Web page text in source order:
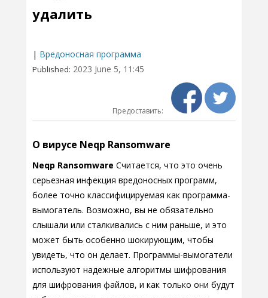
удалить
| Вредоносная программа
Published: 2023 June 5, 11:45
Предоставить:
О вирусе Neqp Ransomware
Neqp Ransomware Считается, что это очень
серьезная инфекция вредоносных программ,
более точно классифицируемая как программа-
вымогатель. Возможно, вы не обязательно
слышали или сталкивались с ним раньше, и это
может быть особенно шокирующим, чтобы
увидеть, что он делает. Программы-вымогатели
используют надежные алгоритмы шифрования
для шифрования файлов, и как только они будут